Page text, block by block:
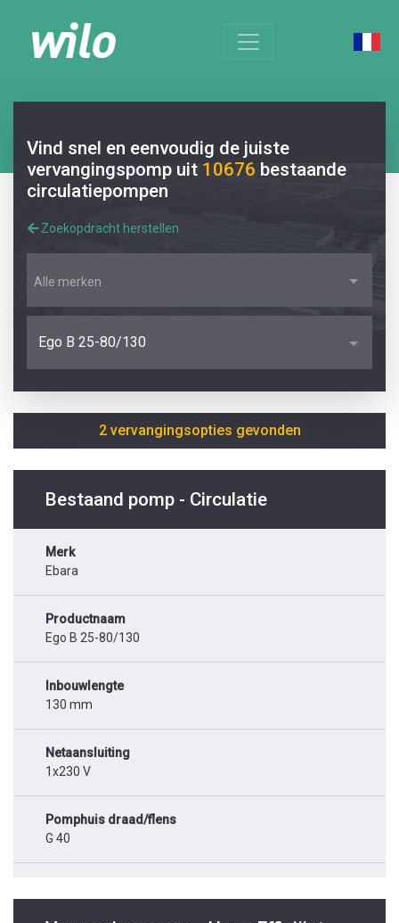
Vind snel en eenvoudig de juiste
vervangingspomp uit 10676 bestaande
circulatiepompen
Zoekopdracht herstellen
Alle merken
Ego B 25-80/130
2 vervangingsopties gevonden
Bestaand pomp - Circulatie
Merk
Ebara
Productnaam
Ego B 25-80/130
Inbouwlengte
130 mm
Netaansluiting
1x230 V
Pomphuis draad/flens
G 40